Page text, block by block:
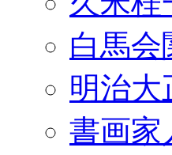
白馬会
明治大
書画家